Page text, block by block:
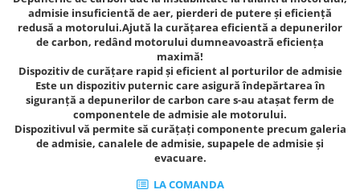
Tig-Wig
Pompe si Cilindri Hidraulici
Prese pentru arcuri
Redresoare,Roboti Pornire,Cabluri
Curent
Schimb ulei
admisie insuficientă de aer, pierderi de putere și eficiență
redusă a motorului.Ajută la curățarea eficientă a depunerilor
de carbon, redând motorului dumneavoastră eficiența
maximă!
Dispozitiv de curățare rapid și eficient al porturilor de admisie
Este un dispozitiv puternic care asigură îndepărtarea în
siguranță a depunerilor de carbon care s-au atașat ferm de
componentele de admisie ale motorului.
Dispozitivul vă permite să curățați componente precum galeria
de admisie, canalele de admisie, supapele de admisie și
evacuare.
LA COMANDA